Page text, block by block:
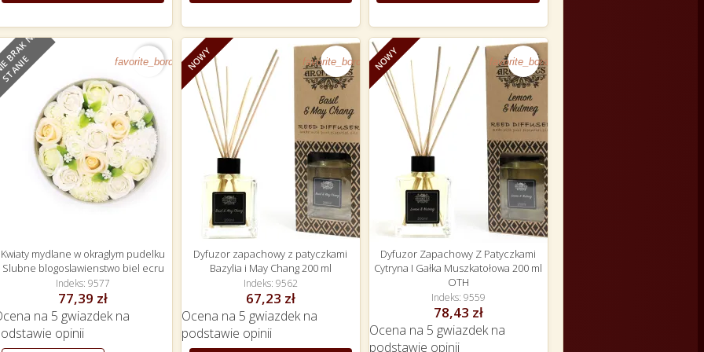
E favorite_border
Kwiaty mydlane w okraglym pudelku
Slubne blogoslawienstwo biel ecru
Indeks 9577
77,39 zł
na 5 gwiazdek na
opinii
NOWY favorite_border
Dyfuzor zapachowy z patyczkami
Bazylia i May Chang 200 ml
Indeks 9562
67,23 zł
Ocena na 5 gwiazdek na
podstawie opinii
NOWY favorite_border
Dyfuzor Zapachowy Z Patyczkami
Cytryna I Gałka Muszkatołowa 200 ml
OTH
Indeks 9559
78,43 zł
Ocena na 5 gwiazdek na
podstawie opinii